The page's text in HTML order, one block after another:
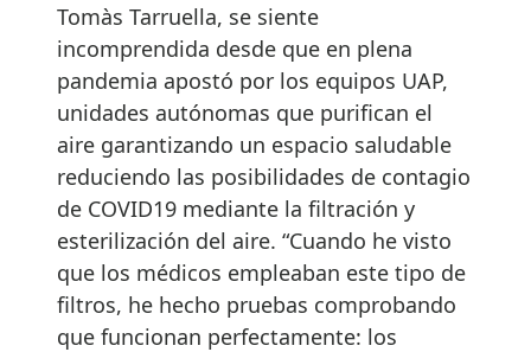
Tomàs Tarruella, se siente
incomprendida desde que en plena
pandemia apostó por los equipos UAP,
unidades autónomas que purifican el
aire garantizando un espacio saludable
reduciendo las posibilidades de contagio
de COVID19 mediante la filtración y
esterilización del aire. “Cuando he visto
que los médicos empleaban este tipo de
filtros, he hecho pruebas comprobando
que funcionan perfectamente: los